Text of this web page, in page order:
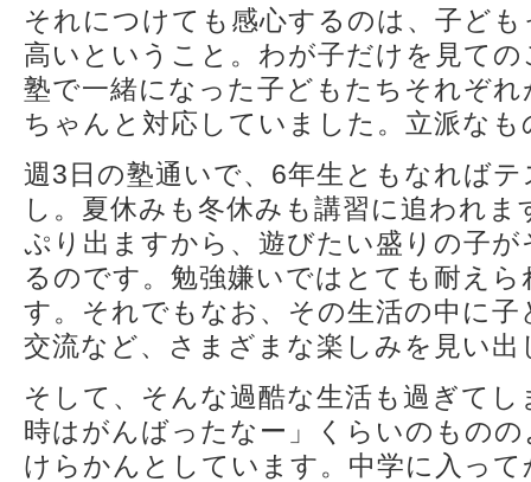
それにつけても感心するのは、子ど
高いということ。わが子だけを見て
塾で一緒になった子どもたちそれぞ
ちゃんと対応していました。立派なも
週3日の塾通いで、6年生ともなれば
し。夏休みも冬休みも講習に追われ
ぷり出ますから、遊びたい盛りの子
るのです。勉強嫌いではとても耐え
す。それでもなお、その生活の中に
交流など、さまざまな楽しみを見い出
そして、そんな過酷な生活も過ぎて
時はがんばったなー」くらいのもの
けらかんとしています。中学に入っ